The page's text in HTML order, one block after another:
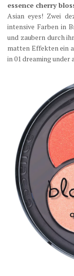
essence cherry
Asian eyes! Zwei
intensive Farben in
und zaubern durch
matten Effekten ein
in 01 dreaming under